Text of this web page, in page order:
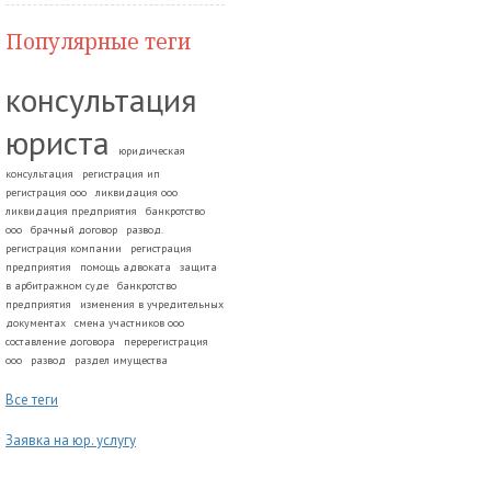
Популярные теги
консультация
юриста
юридическая
консультация
регистрация ип
регистрация ооо
ликвидация ооо
ликвидация предприятия
банкротство
ооо
брачный договор
развод.
регистрация компании
регистрация
предприятия
помощь адвоката
защита
в арбитражном суде
банкротство
предприятия
изменения в учредительных
документах
смена участников ооо
составление договора
перерегистрация
ооо
развод раздел имущества
Все теги
Заявка на юр. услугу